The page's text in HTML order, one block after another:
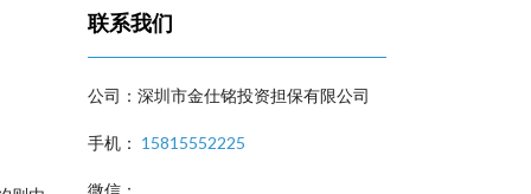
联系我们
公司：深圳市金仕铭投资担保有限公司
手机： 15815552225
微信：